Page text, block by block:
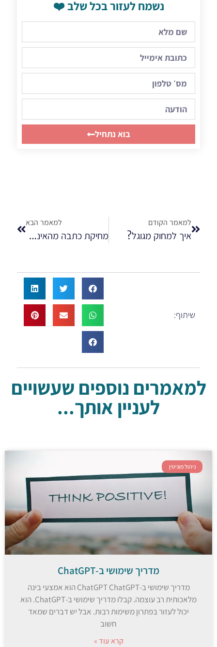
נשמח לעזור בכל שלב ❤️
בוא נתחיל
למאמר הקודם
איך למחוק מגוגל?
למאמר הבא
מחיקת כתבה מהאינטרנט
שיתוף:
למאמרים נוספים שעשויים
לעניין אותך...
ניהול מוניטין
מדריך שימושי ב-ChatGPT
מדריך שימושי ב-ChatGPT ChatGPT הוא אמצעי בינה
מלאכותית רב עוצמה. קבלו מדריך שימושי ב-ChatGPT. הוא
יכול לעזור בפתרון משימות רבות. אבל יש דברים שמאד
חשוב
קרא עוד »